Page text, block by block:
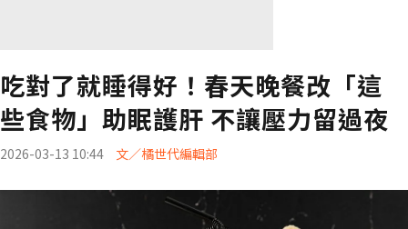
吃對了就睡得好！春天晚餐改「這
些食物」助眠護肝 不讓壓力留過夜
2026-03-13 10:44 文／橘世代編輯部